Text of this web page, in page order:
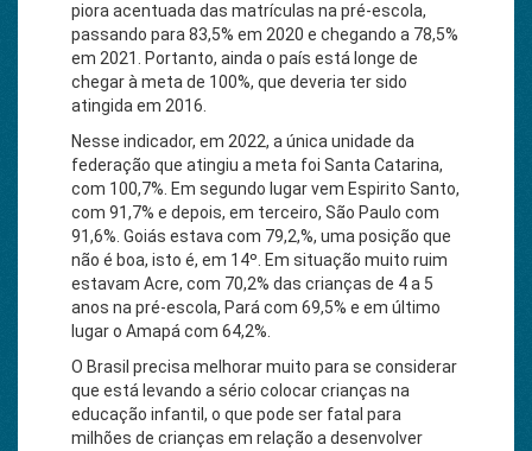
piora acentuada das matrículas na pré-escola,
passando para 83,5% em 2020 e chegando a 78,5%
em 2021. Portanto, ainda o país está longe de
chegar à meta de 100%, que deveria ter sido
atingida em 2016.
Nesse indicador, em 2022, a única unidade da
federação que atingiu a meta foi Santa Catarina,
com 100,7%. Em segundo lugar vem Espirito Santo,
com 91,7% e depois, em terceiro, São Paulo com
91,6%. Goiás estava com 79,2,%, uma posição que
não é boa, isto é, em 14º. Em situação muito ruim
estavam Acre, com 70,2% das crianças de 4 a 5
anos na pré-escola, Pará com 69,5% e em último
lugar o Amapá com 64,2%.
O Brasil precisa melhorar muito para se considerar
que está levando a sério colocar crianças na
educação infantil, o que pode ser fatal para
milhões de crianças em relação a desenvolver